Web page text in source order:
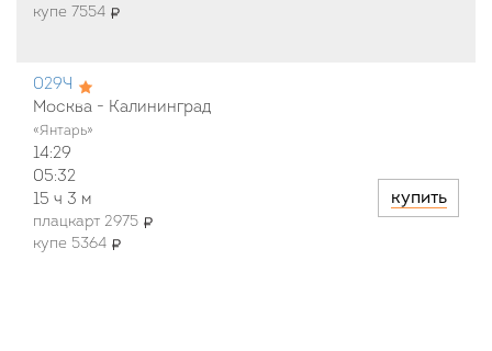
купе 7554
029Ч
Москва - Калининград
«Янтарь»
14:29
05:32
15 ч 3 м
плацкарт 2975
купе 5364
купить